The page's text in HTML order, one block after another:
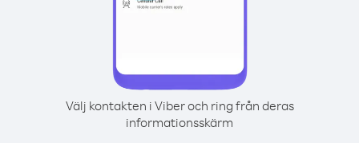
Välj kontakten i Viber och ring från deras
informationsskärm